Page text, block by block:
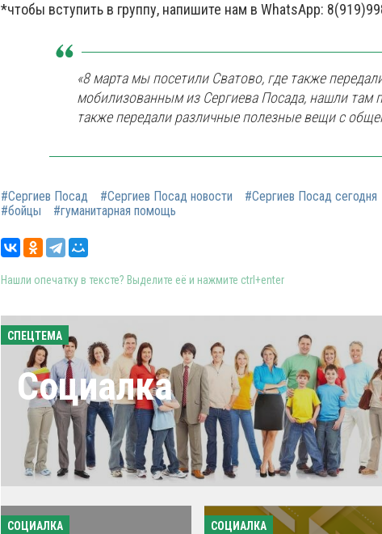
*чтобы вступить в группу, напишите нам в WhatsApp:
«8 марта мы посетили Сватово, где также
мобилизованным из Сергиева Посада, нашли там
также передали различные полезные вещи с
#Сергиев Посад #Сергиев Посад новости #Сергиев Посад сегодня
#бойцы
#гуманитарная помощь
Нашли опечатку в тексте? Выделите её и нажмите ctrl+enter
СПЕЦТЕМА
Социалка
СОЦИАЛКА СОЦИАЛКА